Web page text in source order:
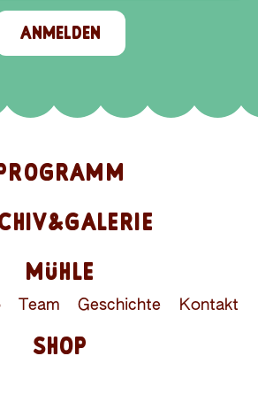
ANMELDEN
MÜHLE
Team Geschichte Kontakt
SHOP